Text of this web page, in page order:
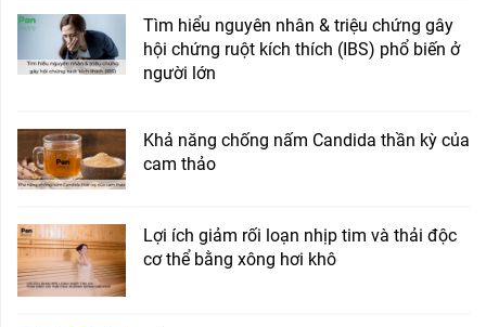
Tìm hiểu nguyên nhân & triệu chứng gây
hội chứng ruột kích thích (IBS) phổ biến ở
người lớn
Khả năng chống nấm Candida thần kỳ của
cam thảo
Lợi ích giảm rối loạn nhịp tim và thải độc
cơ thể bằng xông hơi khô